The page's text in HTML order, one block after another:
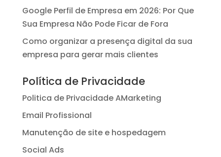
Google Perfil de Empresa em 2026: Por Que
Sua Empresa Não Pode Ficar de Fora
Como organizar a presença digital da sua
empresa para gerar mais clientes
Política de Privacidade
Politica de Privacidade AMarketing
Email Profissional
Manutenção de site e hospedagem
Social Ads